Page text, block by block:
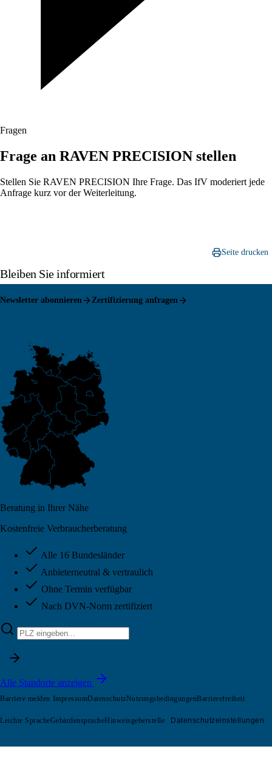
Fragen
Frage an RAVEN PRECISION stellen
Stellen Sie RAVEN PRECISION Ihre Frage. Das IfV moderiert jede
Anfrage kurz vor der Weiterleitung.
Seite drucken
Bleiben Sie informiert
Newsletter abonnieren Zertifizierung anfragen
Beratung in Ihrer Nähe
Kostenfreie Verbraucherberatung
Alle 16 Bundesländer
Anbieterneutral & vertraulich
Ohne Termin verfügbar
Nach DVN-Norm zertifiziert
Alle Standorte anzeigen
Barriere melden ImpressumDatenschutzNutzungsbedingungenBarrierefreiheit
Leichte SpracheGebärdenspracheHinweisgeberstelle Datenschutzeinstellungen